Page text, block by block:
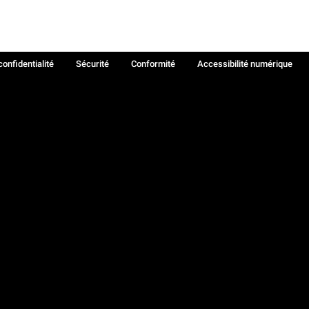
Sécurité Conformité
Accessibilité numérique